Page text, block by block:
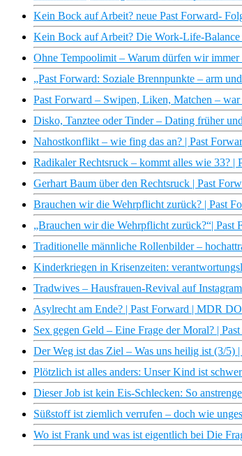
Kein Bock auf Arbeit? neue Past Forward-
Kein Bock auf Arbeit? Die Work-Life-
Ohne Tempoolimit – Warum dürfen wir
„Past Forward: Soziale Brennpunkte – arm
Past Forward – Swipen, Liken, Matchen –
Disko, Tanztee oder Tinder – Dating früher
Nahostkonflikt – wie fing das an? | Past
Radikaler Rechtsruck – kommt alles wie 33?
Gerhart Baum über den Rechtsruck | Past
Brauchen wir die Wehrpflicht zurück? | Past
„Brauchen wir die Wehrpflicht zurück?“|
Traditionelle männliche Rollenbilder –
Kinderkriegen in Krisenzeiten:
Tradwives – Hausfrauen-Revival auf
Asylrecht am Ende? | Past Forward | MDR
Sex gegen Geld – Eine Frage der Moral? |
Der Weg ist das Ziel – Was uns heilig ist (3/
Plötzlich ist alles anders: Unser Kind ist
Dieser Job ist kein Eis-Schlecken: So
Süßstoff ist ziemlich verrufen – doch wie
Wo ist Frank und was ist eigentlich bei Die